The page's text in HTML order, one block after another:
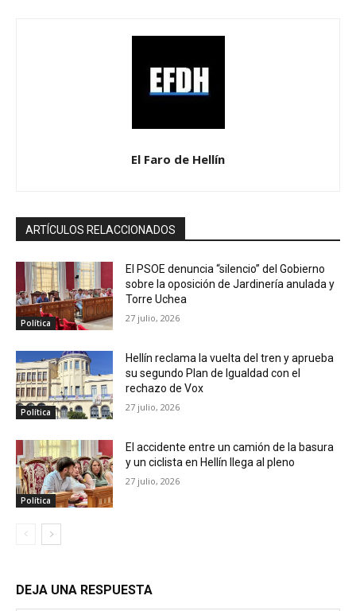
El Faro de Hellín
ARTÍCULOS RELACCIONADOS
Política
El PSOE denuncia “silencio” del Gobierno
sobre la oposición de Jardinería anulada y
Torre Uchea
27 julio, 2026
Política
Hellín reclama la vuelta del tren y aprueba
su segundo Plan de Igualdad con el
rechazo de Vox
27 julio, 2026
Política
El accidente entre un camión de la basura
y un ciclista en Hellín llega al pleno
27 julio, 2026
DEJA UNA RESPUESTA